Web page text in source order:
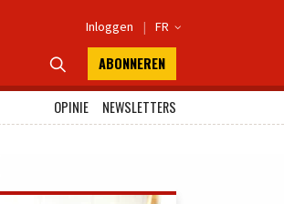
Inloggen | FR 
 ABONNEREN
OPINIE
NEWSLETTERS